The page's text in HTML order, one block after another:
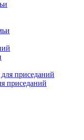
приседаний